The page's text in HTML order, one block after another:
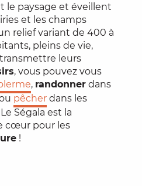
le paysage et éveillent
et les champs
relief variant de 400 à
pleins de vie,
leurs
, vous pouvez vous
, randonner dans
pêcher dans les
Ségala est la
cœur pour les
!